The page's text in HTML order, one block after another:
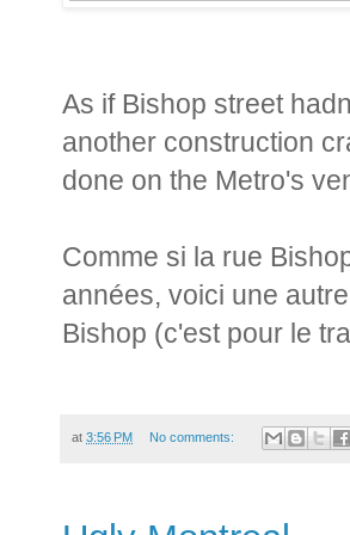
As if Bishop street
another construction
done on the Metro's
Comme si la rue
années, voici une
Bishop (c'est pour le
at 3:56 PM No comments: